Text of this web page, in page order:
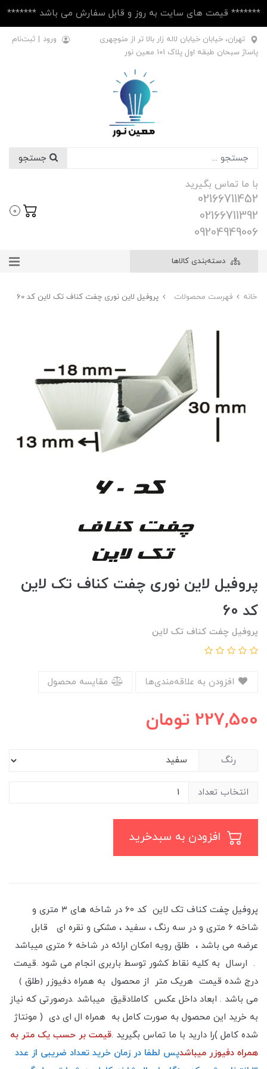
******* قیمت های سایت به روز و قابل سفارش می باشد *******
تهران، خیابان خیابان لاله زار بالا تر از منوچهری
پاساژ سبحان طبقه اول پلاک ۱۰1 معین نور
ورود | ثبت‌نام
با ما تماس بگیرید
02166711452
02166711392
09204949006
0
دسته‌بندی کالاها
خانه فهرست محصولات پروفیل لاین نوری چفت کناف تک لاین کد 60
پروفیل لاین نوری چفت کناف تک لاین
کد 60
پروفیل چفت کناف تک لاین
مقایسه محصول
227,500 تومان
رنگ
انتخاب تعداد
پروفیل چفت کناف تک لاین کد 60 در شاخه های ۳ متری و
شاخه 6 متری و در سه رنگ ، سفید ، مشکی و نقره ای قابل
عرضه می باشد ، طلق رویه امکان ارائه در شاخه ۶ متری میباشد
. ارسال به کلیه نقاط کشور توسط باربری انجام می شود .قیمت
درج شده قیمت هریک متر از محصول به همراه دفیوزر ﴿طلق ﴾
می باشد . ابعاد داخل عکس کاملادقیق میباشد .درصورتی که نیاز
به خرید این محصول به صورت کامل به همراه ال ای دی ( مونتاژ
شده کامل )را دارید با ما تماس بگیرید .قیمت بر حسب یک متر به
همراه دفیوزر میباشدپس لطفا در زمان خرید تعداد ضریبی از عدد